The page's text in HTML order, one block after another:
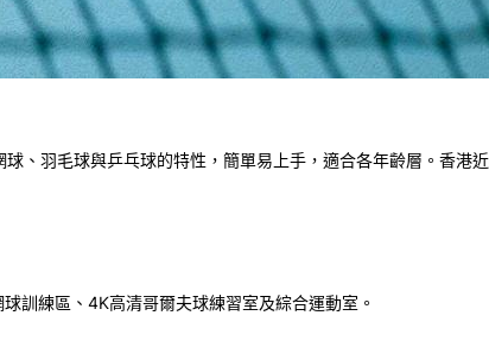
、羽毛球與乒乓球的特性，簡單易上手，適合各年齡層。香港
訓練區、 4K高清哥爾夫球練習室及綜合運動室。